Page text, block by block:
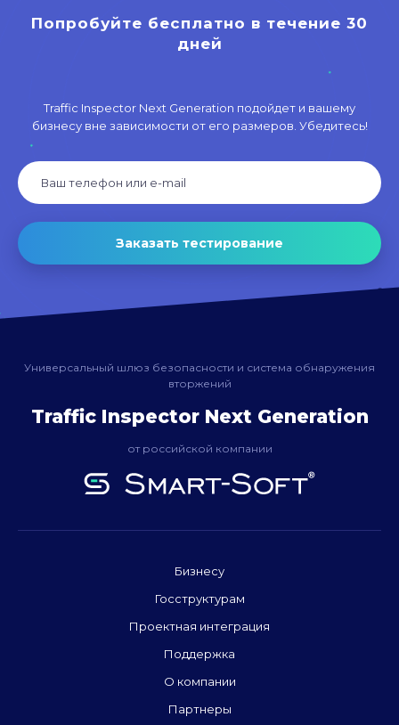
Попробуйте бесплатно в течение 30
дней
Traffic Inspector Next Generation подойдет и вашему
бизнесу вне зависимости от его размеров. Убедитесь!
Заказать тестирование
Универсальный шлюз безопасности и система обнаружения
вторжений
Traffic Inspector Next Generation
от российской компании
Бизнесу
Госструктурам
Проектная интеграция
Поддержка
О компании
Партнеры